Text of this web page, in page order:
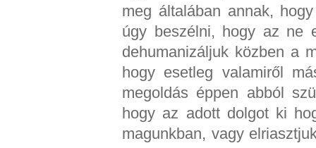
meg általában annak,
úgy beszélni, hogy az ne
dehumanizáljuk közben a
hogy esetleg valamiről
megoldás éppen abból
hogy az adott dolgot ki
magunkban, vagy